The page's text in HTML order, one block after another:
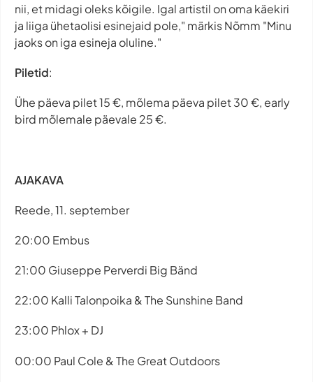
nii, et midagi oleks kõigile. Igal artistil on oma käekiri
ja liiga ühetaolisi esinejaid pole," märkis Nõmm "Minu
jaoks on iga esineja oluline."
Piletid:
Ühe päeva pilet 15 €, mõlema päeva pilet 30 €, early
bird mõlemale päevale 25 €.
AJAKAVA
Reede, 11. september
20:00 Embus
21:00 Giuseppe Perverdi Big Bänd
22:00 Kalli Talonpoika & The Sunshine Band
23:00 Phlox + DJ
00:00 Paul Cole & The Great Outdoors